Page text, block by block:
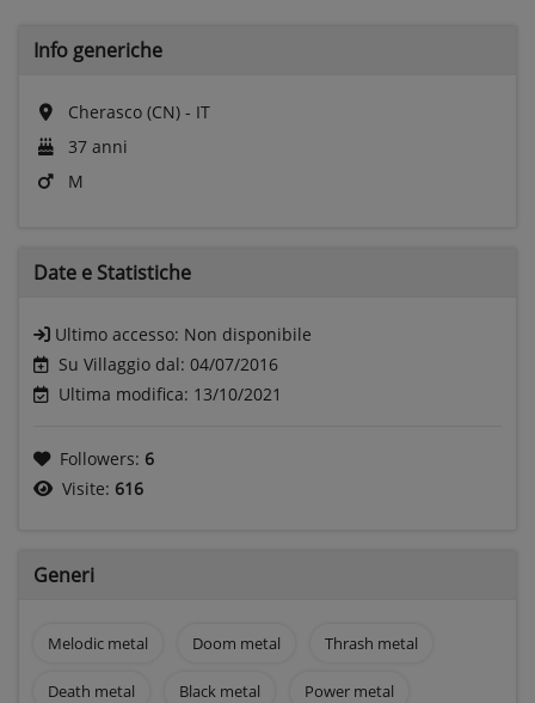
Info generiche
Cherasco (CN) - IT
37 anni
M
Date e Statistiche
Ultimo accesso: Non disponibile
Su Villaggio dal: 04/07/2016
Ultima modifica: 13/10/2021
Followers: 6
Visite: 616
Generi
Melodic metal Doom metal Thrash metal
Death metal Black metal Power metal